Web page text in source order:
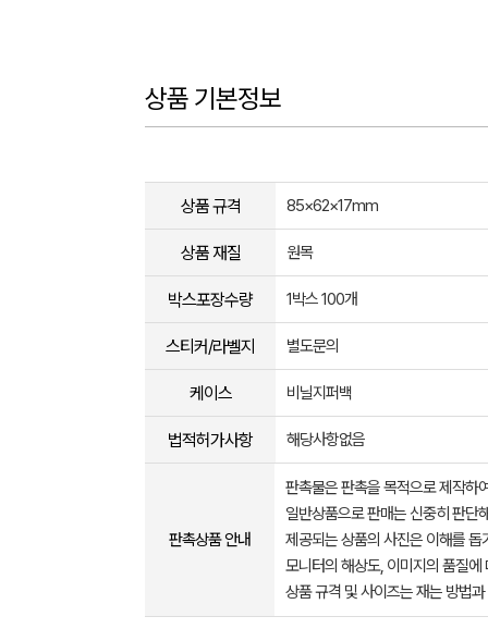
상품 기본정보
상품 규격 85×62×17mm
상품 재질 원목
박스포장수량 1박스 100개
스티커/라벨지 별도문의
케이스 비닐지퍼백
법적허가사항 해당사항없음
판촉상품 안내
판촉물은 판촉을 목적으로 제작하
일반상품으로 판매는 신중히 판단
제공되는 상품의 사진은 이해를
모니터의 해상도, 이미지의 품질
상품 규격 및 사이즈는 재는 방법